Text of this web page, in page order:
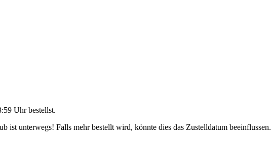
Uhrbestellst.
ist unterwegs! Falls mehr bestellt wird, könnte dies das Zustelldatum beeinflussen.